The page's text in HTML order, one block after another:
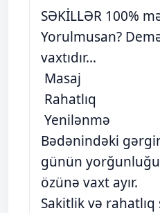
SƏKİLLƏR 100%
Yorulmusan?
vaxtıdır…
Masaj
Rahatlıq
Yenilənmə
Bədənindəki
günün
özünə vaxt ayır.
Sakitlik və